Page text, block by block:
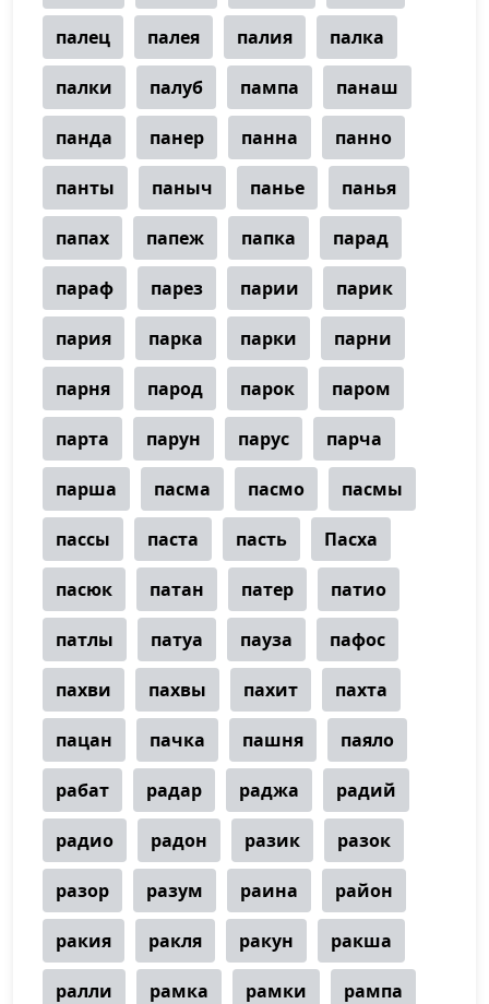
палец палея палия палка
палки палуб пампа панаш
панда панер панна панно
панты паныч панье панья
папах папеж папка парад
параф парез парии парик
пария парка парки парни
парня парод парок паром
парта парун парус парча
парша пасма пасмо пасмы
пассы паста пасть Пасха
пасюк патан патер патио
патлы патуа пауза пафос
пахви пахвы пахит пахта
пацан пачка пашня паяло
рабат радар раджа радий
радио радон разик разок
разор разум раина район
ракия ракля ракун ракша
ралли рамка рамки рампа